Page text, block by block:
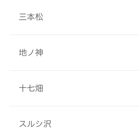
三本松
地ノ神
十七畑
スルシ沢